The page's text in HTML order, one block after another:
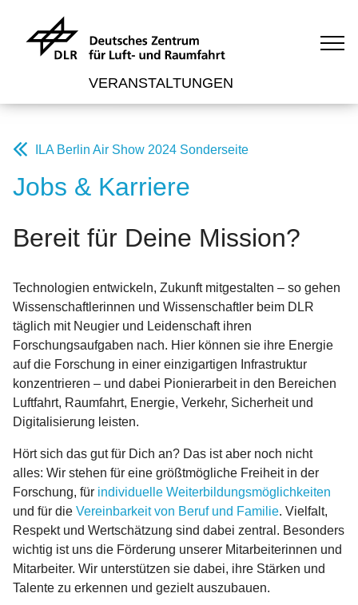
VERANSTALTUNGEN
ILA Berlin Air Show 2024 Sonderseite
Jobs & Karriere
Bereit für Deine Mission?
Technologien entwickeln, Zukunft mitgestalten – so gehen
Wissenschaftlerinnen und Wissenschaftler beim DLR
täglich mit Neugier und Leidenschaft ihren
Forschungsaufgaben nach. Hier können sie ihre Energie
auf die Forschung in einer einzigartigen Infrastruktur
konzentrieren – und dabei Pionierarbeit in den Bereichen
Luftfahrt, Raumfahrt, Energie, Verkehr, Sicherheit und
Digitalisierung leisten.
Hört sich das gut für Dich an? Das ist aber noch nicht
alles: Wir stehen für eine größtmögliche Freiheit in der
Forschung, für individuelle Weiterbildungsmöglichkeiten
und für die Vereinbarkeit von Beruf und Familie. Vielfalt,
Respekt und Wertschätzung sind dabei zentral. Besonders
wichtig ist uns die Förderung unserer Mitarbeiterinnen und
Mitarbeiter. Wir unterstützen sie dabei, ihre Stärken und
Talente zu erkennen und gezielt auszubauen.